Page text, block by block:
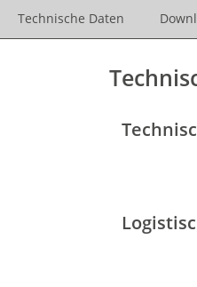
Technische Daten